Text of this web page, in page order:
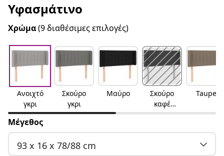
Υφασμάτινο
Χρώμα(9 διαθέσιμες επιλογές)
Ανοιχτό
γκρι
Σκούρο
γκρι
Μαύρο
Σκούρο
καφέ
Σκούρο
Taupe
Μέγεθος
93 x 16 x 78/88 cm